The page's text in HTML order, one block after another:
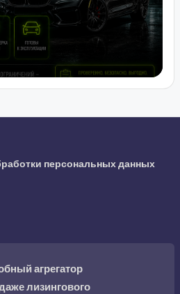
персональных данных
агрегатор
лизингового